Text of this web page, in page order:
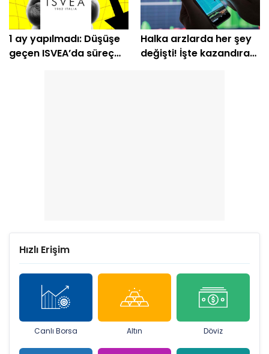
1 ay yapılmadı: Düşüşe
geçen ISVEA’da süreç
Halka arzlarda her şey
değişti! İşte kazandıran
Hızlı Erişim
Canlı Borsa Altın Döviz